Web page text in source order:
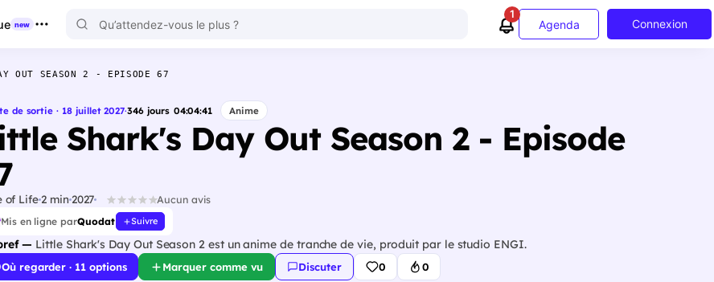
new
1
Agenda Connexion
OUT SEASON 2 - EPISODE 67
de sortie · 18 juillet 2027·346jours 04:04:40 Anime
Shark's Day Out Season 2 - Episode
of Life 2 min 2027 Aucun avis
Mis en ligne parQuodat Suivre
— Little Shark's Day Out Season 2 est un anime de tranche de vie, produit par le studio ENGI.
Où regarder · 11 options Marquer comme vu Discuter 0 0